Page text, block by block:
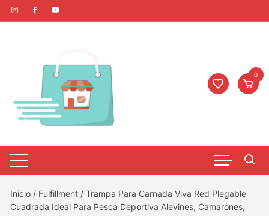
0
Inicio / Fulfillment / Trampa Para Carnada Viva Red Plegable
Cuadrada Ideal Para Pesca Deportiva Alevines, Camarones,